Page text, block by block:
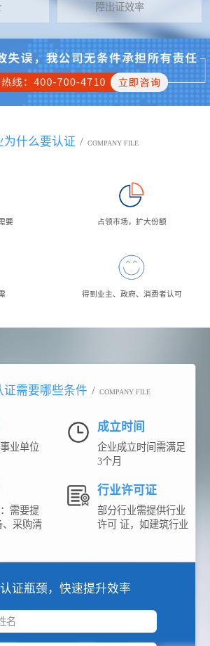
障出证效率
为什么要认证 / COMPANY FILE
要 占领市场，扩大份额
得到业主、政府、消费者认可
证需要哪些条件 / COMPANY FILE
业单位
成立时间
企业成立时间需满足
3个月
需要提
、采购清
行业许可证
部分行业需提供行业
许可 证，如建筑行业
证瓶颈，快速提升效率
名